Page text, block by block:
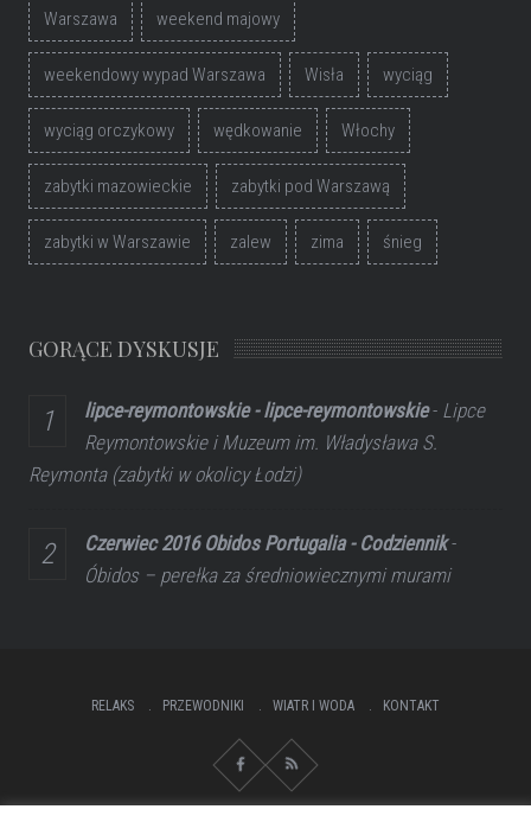
Warszawa weekend majowy
weekendowy wypad Warszawa Wisła wyciąg
wyciąg orczykowy wędkowanie Włochy
zabytki mazowieckie zabytki pod Warszawą
zabytki w Warszawie zalew zima śnieg
GORĄCE DYSKUSJE
lipce-reymontowskie - lipce-reymontowskie- Lipce
Reymontowskie i Muzeum im. Władysława S.
Reymonta (zabytki w okolicy Łodzi)
Czerwiec 2016 Obidos Portugalia - Codziennik-
Óbidos – perełka za średniowiecznymi murami
RELAKS PRZEWODNIKI WIATR I WODA KONTAKT